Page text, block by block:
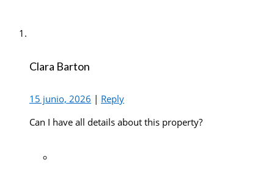
Clara Barton
15 junio, 2026 | Reply
Can I have all details about this property?